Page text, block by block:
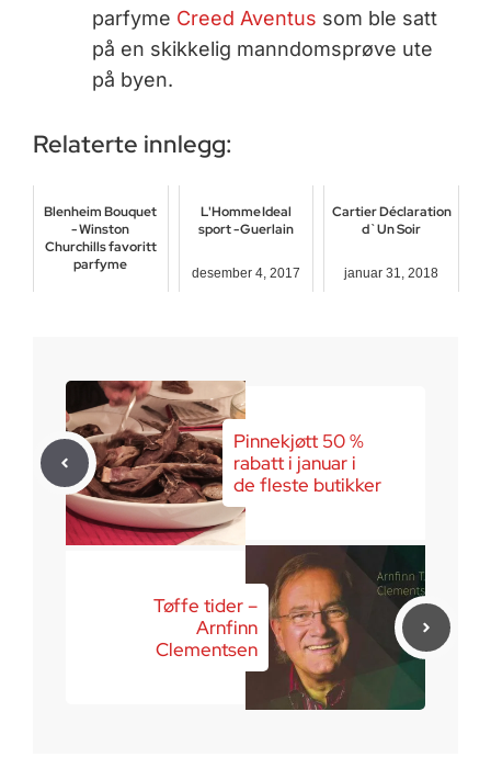
parfyme Creed Aventus som ble satt
på en skikkelig manndomsprøve ute
på byen.
Relaterte innlegg:
Blenheim Bouquet
- Winston
Churchills favoritt
parfyme
L'Homme Ideal
sport - Guerlain
desember 4, 2017
Cartier Déclaration
d`Un Soir
januar 31, 2018
Pinnekjøtt 50 %
rabatt i januar i
de fleste butikker
Tøffe tider –
Arnfinn
Clementsen